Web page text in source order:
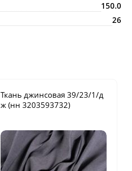
150.0
26
Ткань джинсовая39/23/1/д
ж (нн 3203593732)